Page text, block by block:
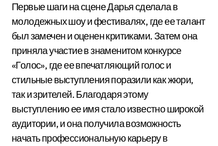
Первые шаги на сцене Дарья сделала в
молодежных шоу и фестивалях, где ее талант
был замечен и оценен критиками. Затем она
приняла участие в знаменитом конкурсе
«Голос», где ее впечатляющий голос и
стильные выступления поразили как жюри,
так и зрителей. Благодаря этому
выступлению ее имя стало известно широкой
аудитории, и она получила возможность
начать профессиональную карьеру в